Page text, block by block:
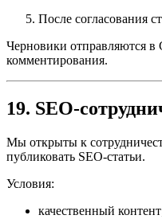
После согласования
Черновики отправляются в
комментирования.
19. SEO-
Мы открыты к
публиковать SEO-статьи.
Условия:
качественный